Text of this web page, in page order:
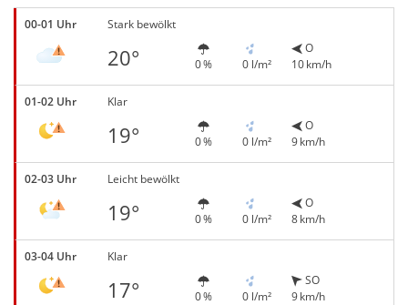
00-01 Uhr Stark bewölkt
20° 0 % 0 l/m²
O
10 km/h
01-02 Uhr Klar
19° 0 % 0 l/m²
O
9 km/h
02-03 Uhr Leicht bewölkt
19° 0 % 0 l/m²
O
8 km/h
03-04 Uhr Klar
17° 0 % 0 l/m²
SO
9 km/h